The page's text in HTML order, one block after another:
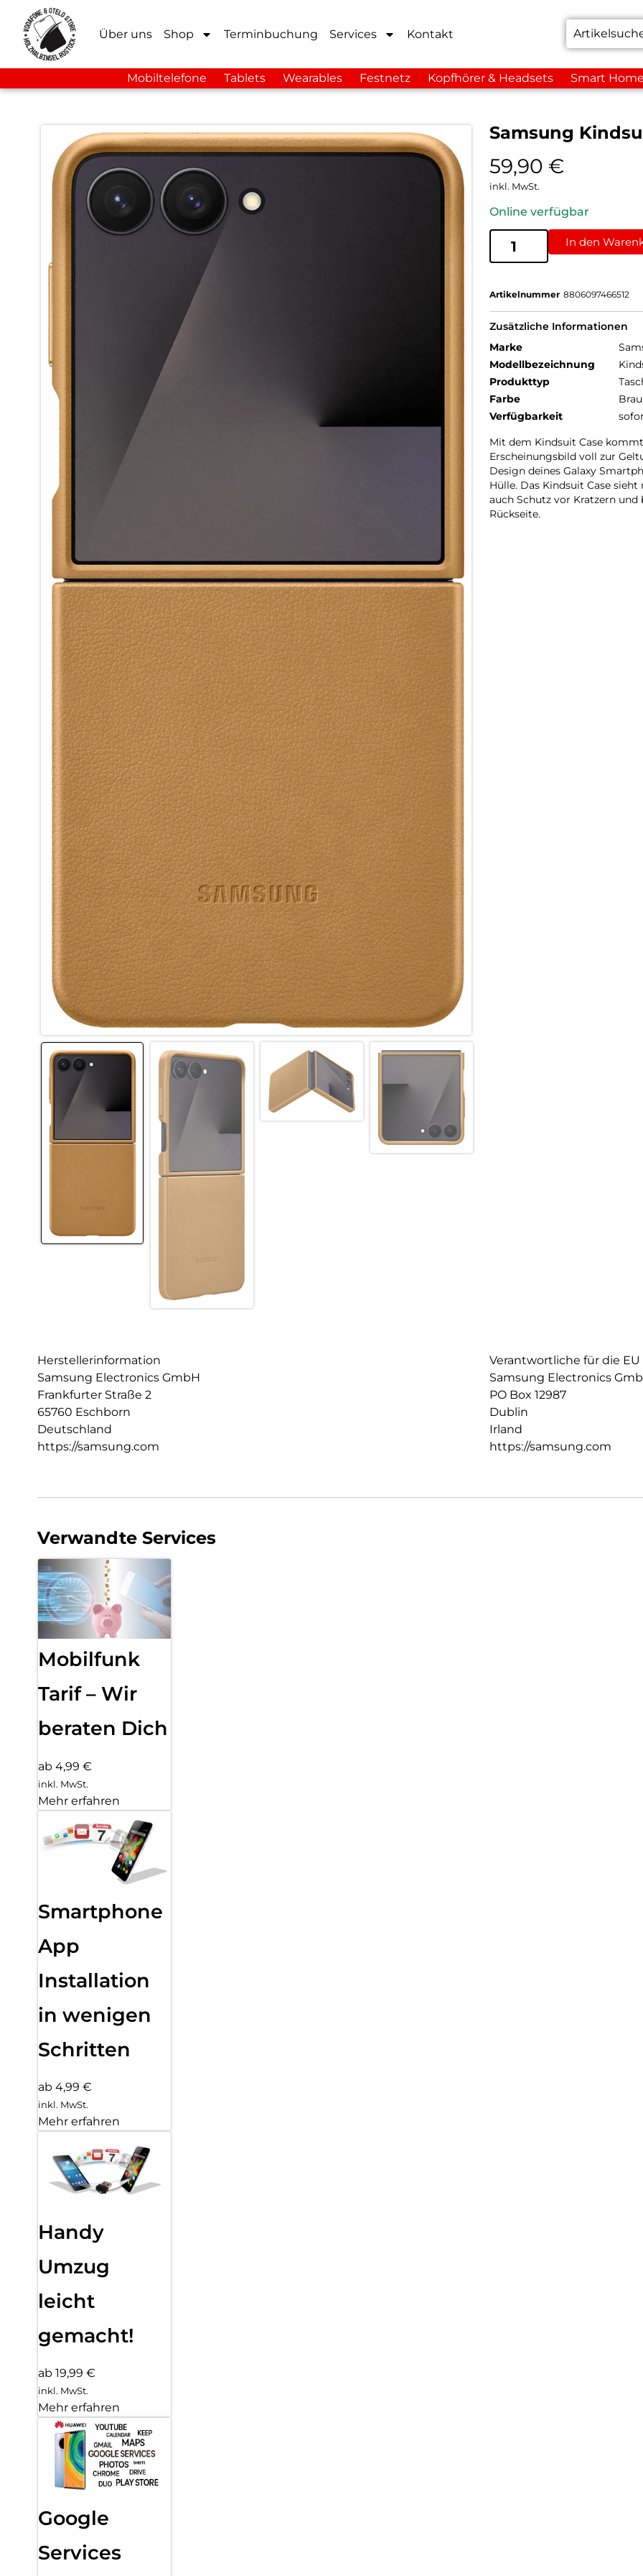
Über uns Shop Terminbuchung Services Kontakt
Mobiltelefone Tablets Wearables Festnetz Kopfhörer & Headsets Smart
Samsung
59,90 €
inkl. MwSt.
Online verfügbar
In den
Artikelnummer 8806097466512
Zusätzliche Informationen
Marke
Modellbezeichnung
Produkttyp
Farbe
Verfügbarkeit
Mit dem Kindsuit Case
Erscheinungsbild voll zur
Design deines Galaxy
Hülle. Das Kindsuit Case
auch Schutz vor Kratzern und
Rückseite.
Herstellerinformation
Samsung Electronics GmbH
Frankfurter Straße 2
65760 Eschborn
Deutschland
https://samsung.com
Verantwortliche für die EU
Samsung Electronics
PO Box 12987
Dublin
Irland
https://samsung.com
Verwandte Services
Mobilfunk
Tarif – Wir
beraten Dich
ab 4,99 €
inkl. MwSt.
Mehr erfahren
Smartphone
App
Installation
in wenigen
Schritten
ab 4,99 €
inkl. MwSt.
Mehr erfahren
Handy
Umzug
leicht
gemacht!
ab 19,99 €
inkl. MwSt.
Mehr erfahren
Google
Services